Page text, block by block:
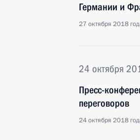
Германии и
27 октября 2018
24 октября
Пресс-
переговоров
24 октября 2018